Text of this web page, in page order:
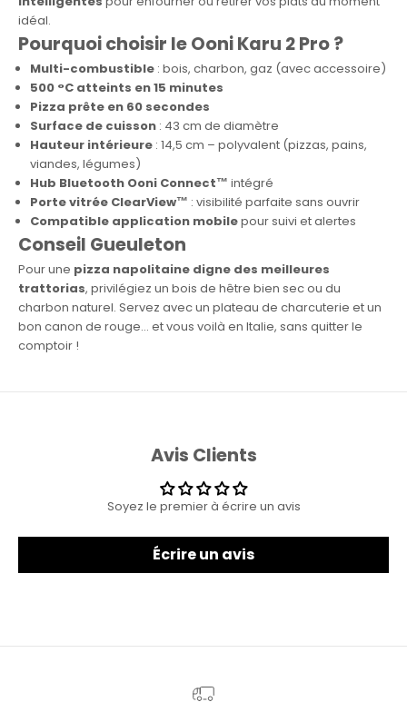
idéal.
Pourquoi choisir le Ooni Karu 2 Pro ?
Multi-combustible : bois, charbon, gaz (avec accessoire)
500 °C atteints en 15 minutes
Pizza prête en 60 secondes
Surface de cuisson : 43 cm de diamètre
Hauteur intérieure : 14,5 cm – polyvalent (pizzas, pains,
viandes, légumes)
Hub Bluetooth Ooni Connect™ intégré
Porte vitrée ClearView™ : visibilité parfaite sans ouvrir
Compatible application mobilepour suivi et alertes
Conseil Gueuleton
Pour une pizza napolitaine digne des meilleures
trattorias, privilégiez un bois de hêtre bien sec ou du
charbon naturel. Servez avec un plateau de charcuterie et un
bon canon de rouge… et vous voilà en Italie, sans quitter le
comptoir !
Avis Clients
Soyez le premier à écrire un avis
Écrire un avis